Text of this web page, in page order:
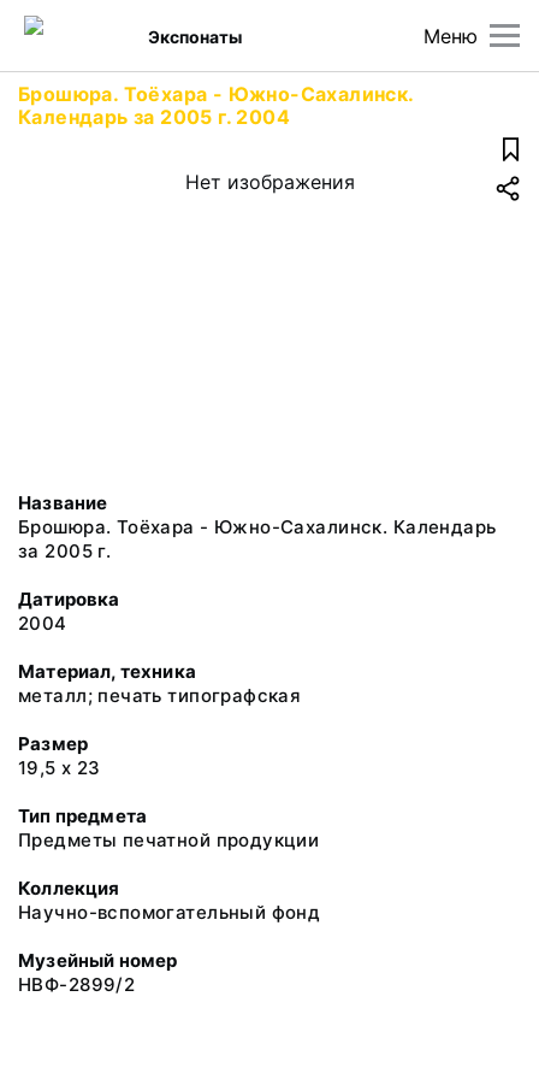
Меню
Экспонаты
Брошюра. Тоёхара - Южно-Сахалинск.
Календарь за 2005 г. 2004
Нет изображения
Название
Брошюра. Тоёхара - Южно-Сахалинск. Календарь
за 2005 г.
Датировка
2004
Материал, техника
металл; печать типографская
Размер
19,5 х 23
Тип предмета
Предметы печатной продукции
Коллекция
Научно-вспомогательный фонд
Музейный номер
НВФ-2899/2